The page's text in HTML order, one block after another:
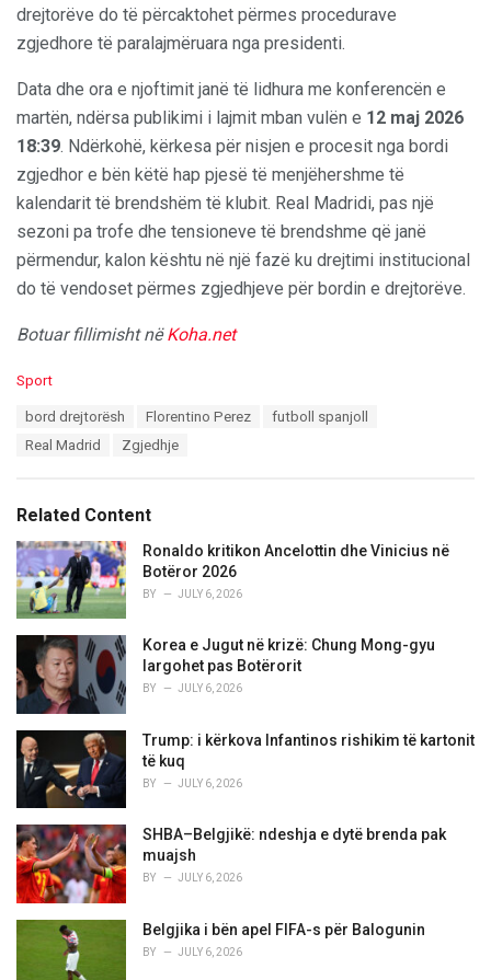
drejtorëve do të përcaktohet përmes procedurave
zgjedhore të paralajmëruara nga presidenti.
Data dhe ora e njoftimit janë të lidhura me konferencën e
martën, ndërsa publikimi i lajmit mban vulën e 12 maj 2026
18:39. Ndërkohë, kërkesa për nisjen e procesit nga bordi
zgjedhor e bën këtë hap pjesë të menjëhershme të
kalendarit të brendshëm të klubit. Real Madridi, pas një
sezoni pa trofe dhe tensioneve të brendshme që janë
përmendur, kalon kështu në një fazë ku drejtimi institucional
do të vendoset përmes zgjedhjeve për bordin e drejtorëve.
Botuar fillimisht nëKoha.net
C
s
:
Sport
bord drejtorësh Florentino Perez
futboll spanjoll
Real Madrid
Zgjedhje
Related Content
Ronaldo kritikon Ancelottin dhe Vinicius në
Botëror 2026
BY JULY 6, 2026
Korea e Jugut në krizë: Chung Mong-gyu
largohet pas Botërorit
BY JULY 6, 2026
Trump: i kërkova Infantinos rishikim të kartonit
të kuq
BY JULY 6, 2026
SHBA–Belgjikë: ndeshja e dytë brenda pak
muajsh
BY JULY 6, 2026
Belgjika i bën apel FIFA-s për Balogunin
BY JULY 6, 2026